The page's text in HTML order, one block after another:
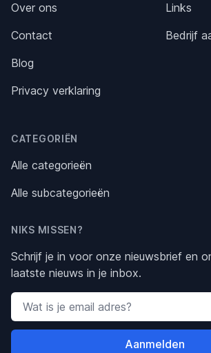
Over ons
Contact
Blog
Privacy verklaring
CATEGORIËN
Alle categorieën
Alle subcategorieën
Links
Bedrijf
NIKS MISSEN?
Schrijf je in voor onze nieuwsbrief en
laatste nieuws in je inbox.
Email address
Aanmelden